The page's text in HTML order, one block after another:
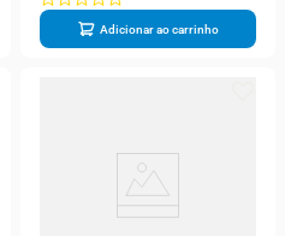
Adicionar ao carrinho